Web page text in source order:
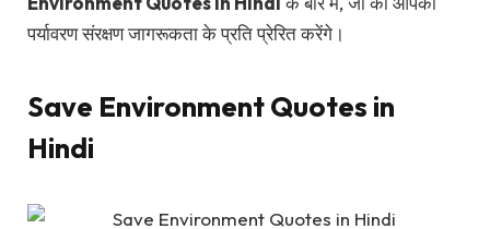
पर्यावरण संरक्षण जागरूकता के प्रति प्रेरित करेंगे।
Save Environment Quotes in
Hindi